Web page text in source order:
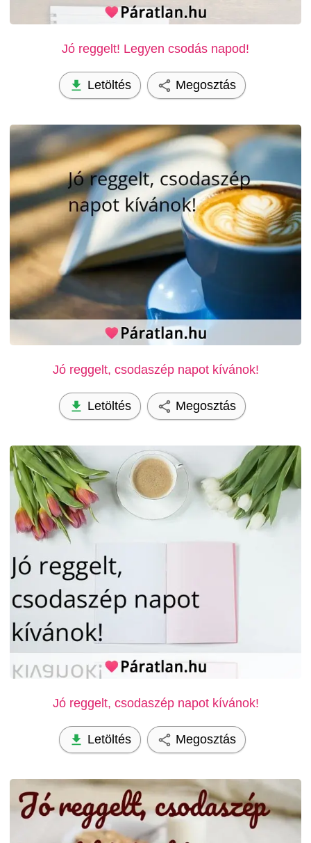
Jó reggelt! Legyen csodás napod!
Letöltés Megosztás
Jó reggelt, csodaszép napot kívánok!
Letöltés Megosztás
Jó reggelt, csodaszép napot kívánok!
Letöltés Megosztás